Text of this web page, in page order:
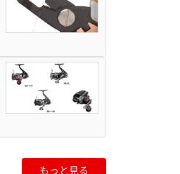
もっと見る